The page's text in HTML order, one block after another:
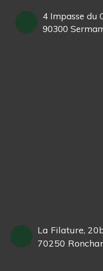
4 Impasse du
90300
La Filature,
70250